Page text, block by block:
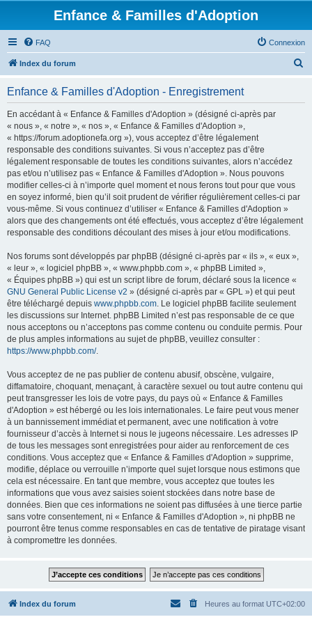
Enfance & Familles d'Adoption
FAQ Connexion
Index du forum
Enfance & Familles d'Adoption - Enregistrement
En accédant à « Enfance & Familles d'Adoption » (désigné ci-après par
« nous », « notre », « nos », « Enfance & Familles d'Adoption »,
« https://forum.adoptionefa.org »), vous acceptez d’être légalement
responsable des conditions suivantes. Si vous n’acceptez pas d’être
légalement responsable de toutes les conditions suivantes, alors n’accédez
pas et/ou n’utilisez pas « Enfance & Familles d'Adoption ». Nous pouvons
modifier celles-ci à n’importe quel moment et nous ferons tout pour que vous
en soyez informé, bien qu’il soit prudent de vérifier régulièrement celles-ci par
vous-même. Si vous continuez d’utiliser « Enfance & Familles d'Adoption »
alors que des changements ont été effectués, vous acceptez d’être légalement
responsable des conditions découlant des mises à jour et/ou modifications.
Nos forums sont développés par phpBB (désigné ci-après par « ils », « eux »,
« leur », « logiciel phpBB », « www.phpbb.com », « phpBB Limited »,
« Équipes phpBB ») qui est un script libre de forum, déclaré sous la licence «
GNU General Public License v2 » (désigné ci-après par « GPL ») et qui peut
être téléchargé depuis www.phpbb.com. Le logiciel phpBB facilite seulement
les discussions sur Internet. phpBB Limited n’est pas responsable de ce que
nous acceptons ou n’acceptons pas comme contenu ou conduite permis. Pour
de plus amples informations au sujet de phpBB, veuillez consulter :
https://www.phpbb.com/.
Vous acceptez de ne pas publier de contenu abusif, obscène, vulgaire,
diffamatoire, choquant, menaçant, à caractère sexuel ou tout autre contenu qui
peut transgresser les lois de votre pays, du pays où « Enfance & Familles
d'Adoption » est hébergé ou les lois internationales. Le faire peut vous mener
à un bannissement immédiat et permanent, avec une notification à votre
fournisseur d’accès à Internet si nous le jugeons nécessaire. Les adresses IP
de tous les messages sont enregistrées pour aider au renforcement de ces
conditions. Vous acceptez que « Enfance & Familles d'Adoption » supprime,
modifie, déplace ou verrouille n’importe quel sujet lorsque nous estimons que
cela est nécessaire. En tant que membre, vous acceptez que toutes les
informations que vous avez saisies soient stockées dans notre base de
données. Bien que ces informations ne soient pas diffusées à une tierce partie
sans votre consentement, ni « Enfance & Familles d'Adoption », ni phpBB ne
pourront être tenus comme responsables en cas de tentative de piratage visant
à compromettre les données.
Index du forum Heures au format UTC+02:00